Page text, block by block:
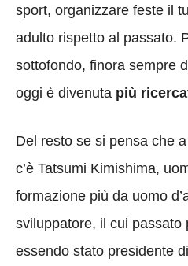
sport, organizzare feste il
adulto rispetto al passato.
sottofondo, finora sempre
oggi è divenuta più
Del resto se si pensa che
c’è Tatsumi Kimishima,
formazione più da uomo
sviluppatore, il cui passato
essendo stato presidente